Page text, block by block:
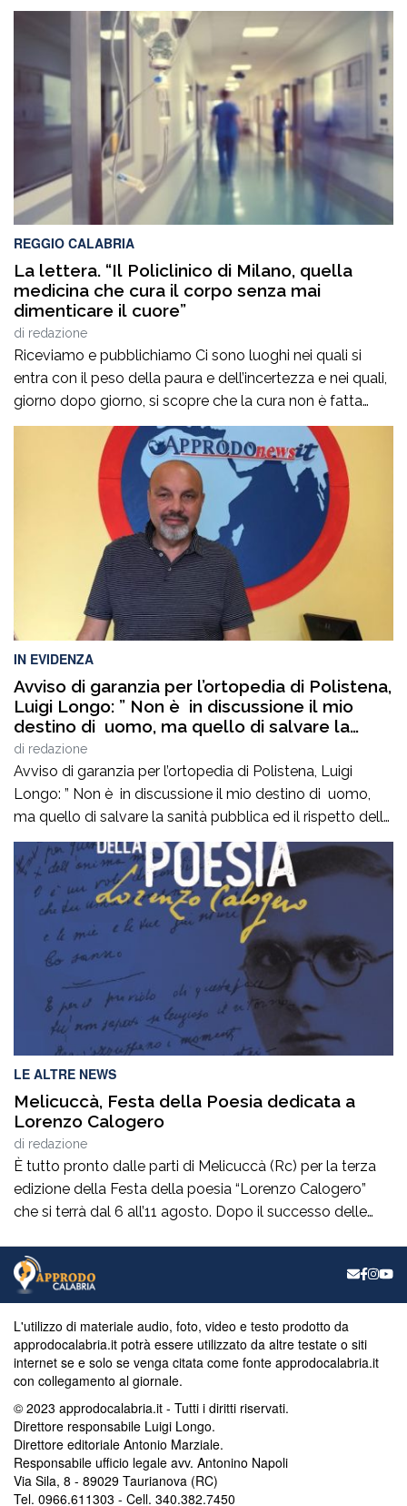
REGGIO CALABRIA
La lettera. “Il Policlinico di Milano, quella
medicina che cura il corpo senza mai
dimenticare il cuore”
di redazione
Riceviamo e pubblichiamo Ci sono luoghi nei quali si
entra con il peso della paura e dell’incertezza e nei quali,
giorno dopo giorno, si scopre che la cura non è fatta
soltanto di diagnosi, interventi e terapie. È fatta
soprattutto di persone. Di sguardi che rassicurano, di
parole che infondono coraggio, di mani che sanno […]
IN EVIDENZA
Avviso di garanzia per l’ortopedia di Polistena,
Luigi Longo: ” Non è in discussione il mio
destino di uomo, ma quello di salvare la
sanità pubblica ed il rispetto delle regole
democratiche. Non mancate oggi ore 19,00
via Francesco Ieraci c’è in gioco il diritto di
ognuno di noi ad essere curati gratuitamente
senza pagare nelle cliniche private”
di redazione
Avviso di garanzia per l’ortopedia di Polistena, Luigi
Longo: ” Non è in discussione il mio destino di uomo,
ma quello di salvare la sanità pubblica ed il rispetto delle
regole democratiche. Non mancate oggi ore 19,00 via
Francesco Ieraci c’è in gioco il diritto di ognuno di noi ad
essere curati gratuitamente senza pagare […]
LE ALTRE NEWS
Melicuccà, Festa della Poesia dedicata a
Lorenzo Calogero
di redazione
È tutto pronto dalle parti di Melicuccà (Rc) per la terza
edizione della Festa della poesia “Lorenzo Calogero”
che si terrà dal 6 all’11 agosto. Dopo il successo delle
portato nell’entroterra calabrese autorevoli protagonisti
della cultura italiana e internazionale, anche per
quest’annoLYRIKS – Laboratorio Interdisciplinare […]
L'utilizzo di materiale audio, foto, video e testo prodotto da
approdocalabria.it potrà essere utilizzato da altre testate o siti
internet se e solo se venga citata come fonte approdocalabria.it
con collegamento al giornale.
© 2023 approdocalabria.it - Tutti i diritti riservati.
Direttore responsabile Luigi Longo.
Direttore editoriale Antonio Marziale.
Responsabile ufficio legale avv. Antonino Napoli
Via Sila, 8 - 89029 Taurianova (RC)
Tel. 0966.611303 - Cell. 340.382.7450